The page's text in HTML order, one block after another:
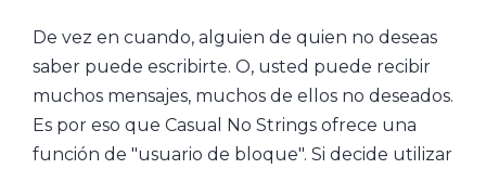
De vez en cuando, alguien de quien no deseas
saber puede escribirte. O, usted puede recibir
muchos mensajes, muchos de ellos no deseados.
Es por eso que Casual No Strings ofrece una
función de "usuario de bloque". Si decide utilizar